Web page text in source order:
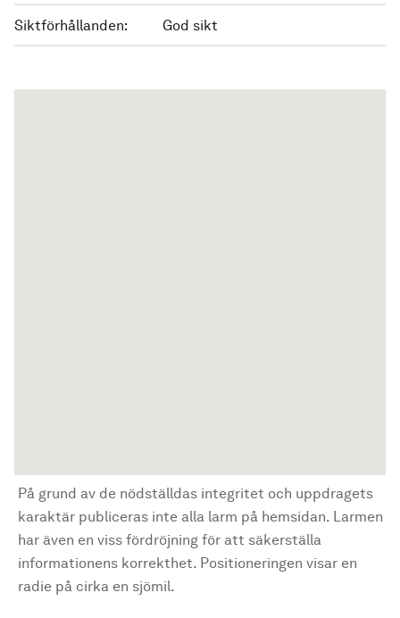
Siktförhållanden: God sikt
På grund av de nödställdas integritet och uppdragets
karaktär publiceras inte alla larm på hemsidan. Larmen
har även en viss fördröjning för att säkerställa
informationens korrekthet. Positioneringen visar en
radie på cirka en sjömil.